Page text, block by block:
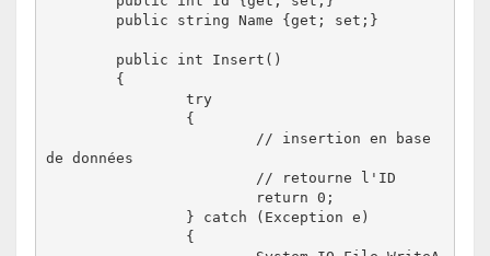
		try
de données